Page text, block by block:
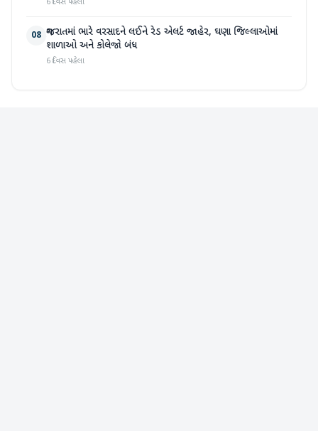
6 દિવસ પહેલા
08 ગુજરાતમાં ભારે વરસાદને લઈને રેડ એલર્ટ જાહેર, ઘણા જિલ્લાઓમાં
શાળાઓ અને કોલેજો બંધ
6 દિવસ પહેલા